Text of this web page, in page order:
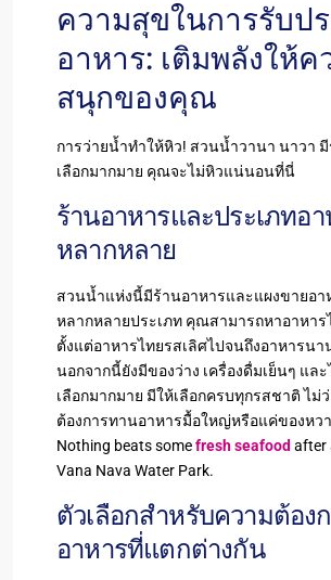
ความสุขในการรับป
อาหาร: เติมพลังให้ค
สนุกของคุณ
การว่ายน้ำทำให้หิว! สวนน้ำวานา นาวา
เลือกมากมาย คุณจะไม่หิวแน่นอนที่นี่
ร้านอาหารและประเภทอ
หลากหลาย
สวนน้ำแห่งนี้มีร้านอาหารและแผงขายอา
หลากหลายประเภท คุณสามารถหาอาหาร
ตั้งแต่อาหารไทยรสเลิศไปจนถึงอาหารน
นอกจากนี้ยังมีของว่าง เครื่องดื่มเย็นๆ แล
เลือกมากมาย มีให้เลือกครบทุกรสชาติ ไม่
ต้องการทานอาหารมื้อใหญ่หรือแค่ของหว
Nothing beats somefresh seafood after
Vana Nava Water Park.
ตัวเลือกสำหรับความต้อง
อาหารที่แตกต่างกัน